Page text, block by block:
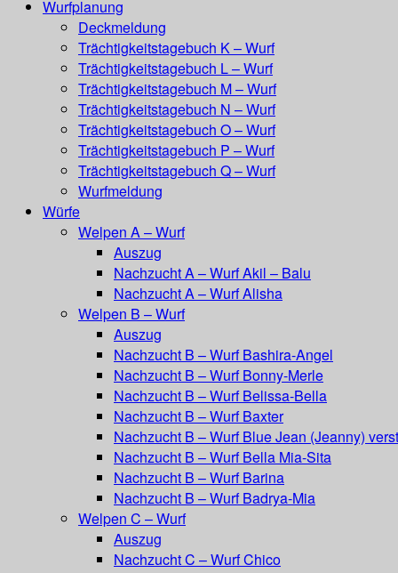
Wurfplanung
Deckmeldung
Trächtigkeitstagebuch K – Wurf
Trächtigkeitstagebuch L – Wurf
Trächtigkeitstagebuch M – Wurf
Trächtigkeitstagebuch N – Wurf
Trächtigkeitstagebuch O – Wurf
Trächtigkeitstagebuch P – Wurf
Trächtigkeitstagebuch Q – Wurf
Wurfmeldung
Würfe
Welpen A – Wurf
Auszug
Nachzucht A – Wurf Akil – Balu
Nachzucht A – Wurf Alisha
Welpen B – Wurf
Auszug
Nachzucht B – Wurf Bashira-Angel
Nachzucht B – Wurf Bonny-Merle
Nachzucht B – Wurf Belissa-Bella
Nachzucht B – Wurf Baxter
Nachzucht B – Wurf Blue Jean (Jeanny)
Nachzucht B – Wurf Bella Mia-Sita
Nachzucht B – Wurf Barina
Nachzucht B – Wurf Badrya-Mia
Welpen C – Wurf
Auszug
Nachzucht C – Wurf Chico